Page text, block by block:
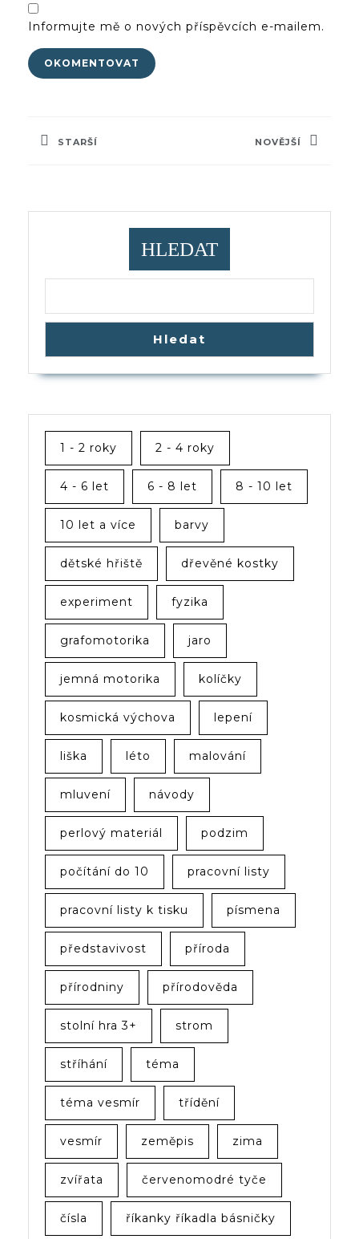
Informujte mě o nových příspěvcích e-mailem.
příspěvek
STARŠÍ NOVĚJŠÍ
HLEDAT
Hledat
1 - 2 roky 2 - 4 roky
4 - 6 let 6 - 8 let 8 - 10 let
10 let a více barvy
dětské hřiště dřevěné kostky
experiment fyzika
grafomotorika jaro
jemná motorika kolíčky
kosmická výchova lepení
liška léto malování
mluvení návody
perlový materiál podzim
počítání do 10 pracovní listy
pracovní listy k tisku písmena
představivost příroda
přírodniny přírodověda
stolní hra 3+ strom
stříhání téma
téma vesmír třídění
vesmír zeměpis zima
zvířata červenomodré tyče
čísla říkanky říkadla básničky